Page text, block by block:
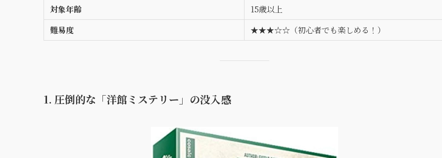
対象年齢
15歳以上
難易度
★★★☆☆（初心者でも楽しめる！）
1. 圧倒的な「洋館ミステリー」の没入感